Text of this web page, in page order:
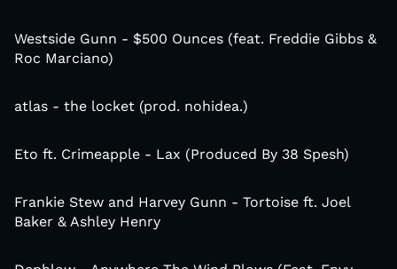
Westside Gunn - $500 Ounces (feat. Freddie Gibbs &
Roc Marciano)
atlas - the locket (prod. nohidea.)
Eto ft. Crimeapple - Lax (Produced By 38 Spesh)
Frankie Stew and Harvey Gunn - Tortoise ft. Joel
Baker & Ashley Henry